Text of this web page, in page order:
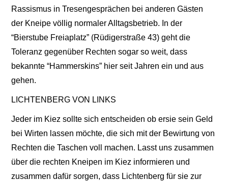
Rassismus in Tresengesprächen bei anderen Gästen
der Kneipe völlig normaler Alltagsbetrieb. In der
“Bierstube Freiaplatz” (Rüdigerstraße 43) geht die
Toleranz gegenüber Rechten sogar so weit, dass
bekannte “Hammerskins” hier seit Jahren ein und aus
gehen.
LICHTENBERG VON LINKS
Jeder im Kiez sollte sich entscheiden ob ersie sein Geld
bei Wirten lassen möchte, die sich mit der Bewirtung von
Rechten die Taschen voll machen. Lasst uns zusammen
über die rechten Kneipen im Kiez informieren und
zusammen dafür sorgen, dass Lichtenberg für sie zur